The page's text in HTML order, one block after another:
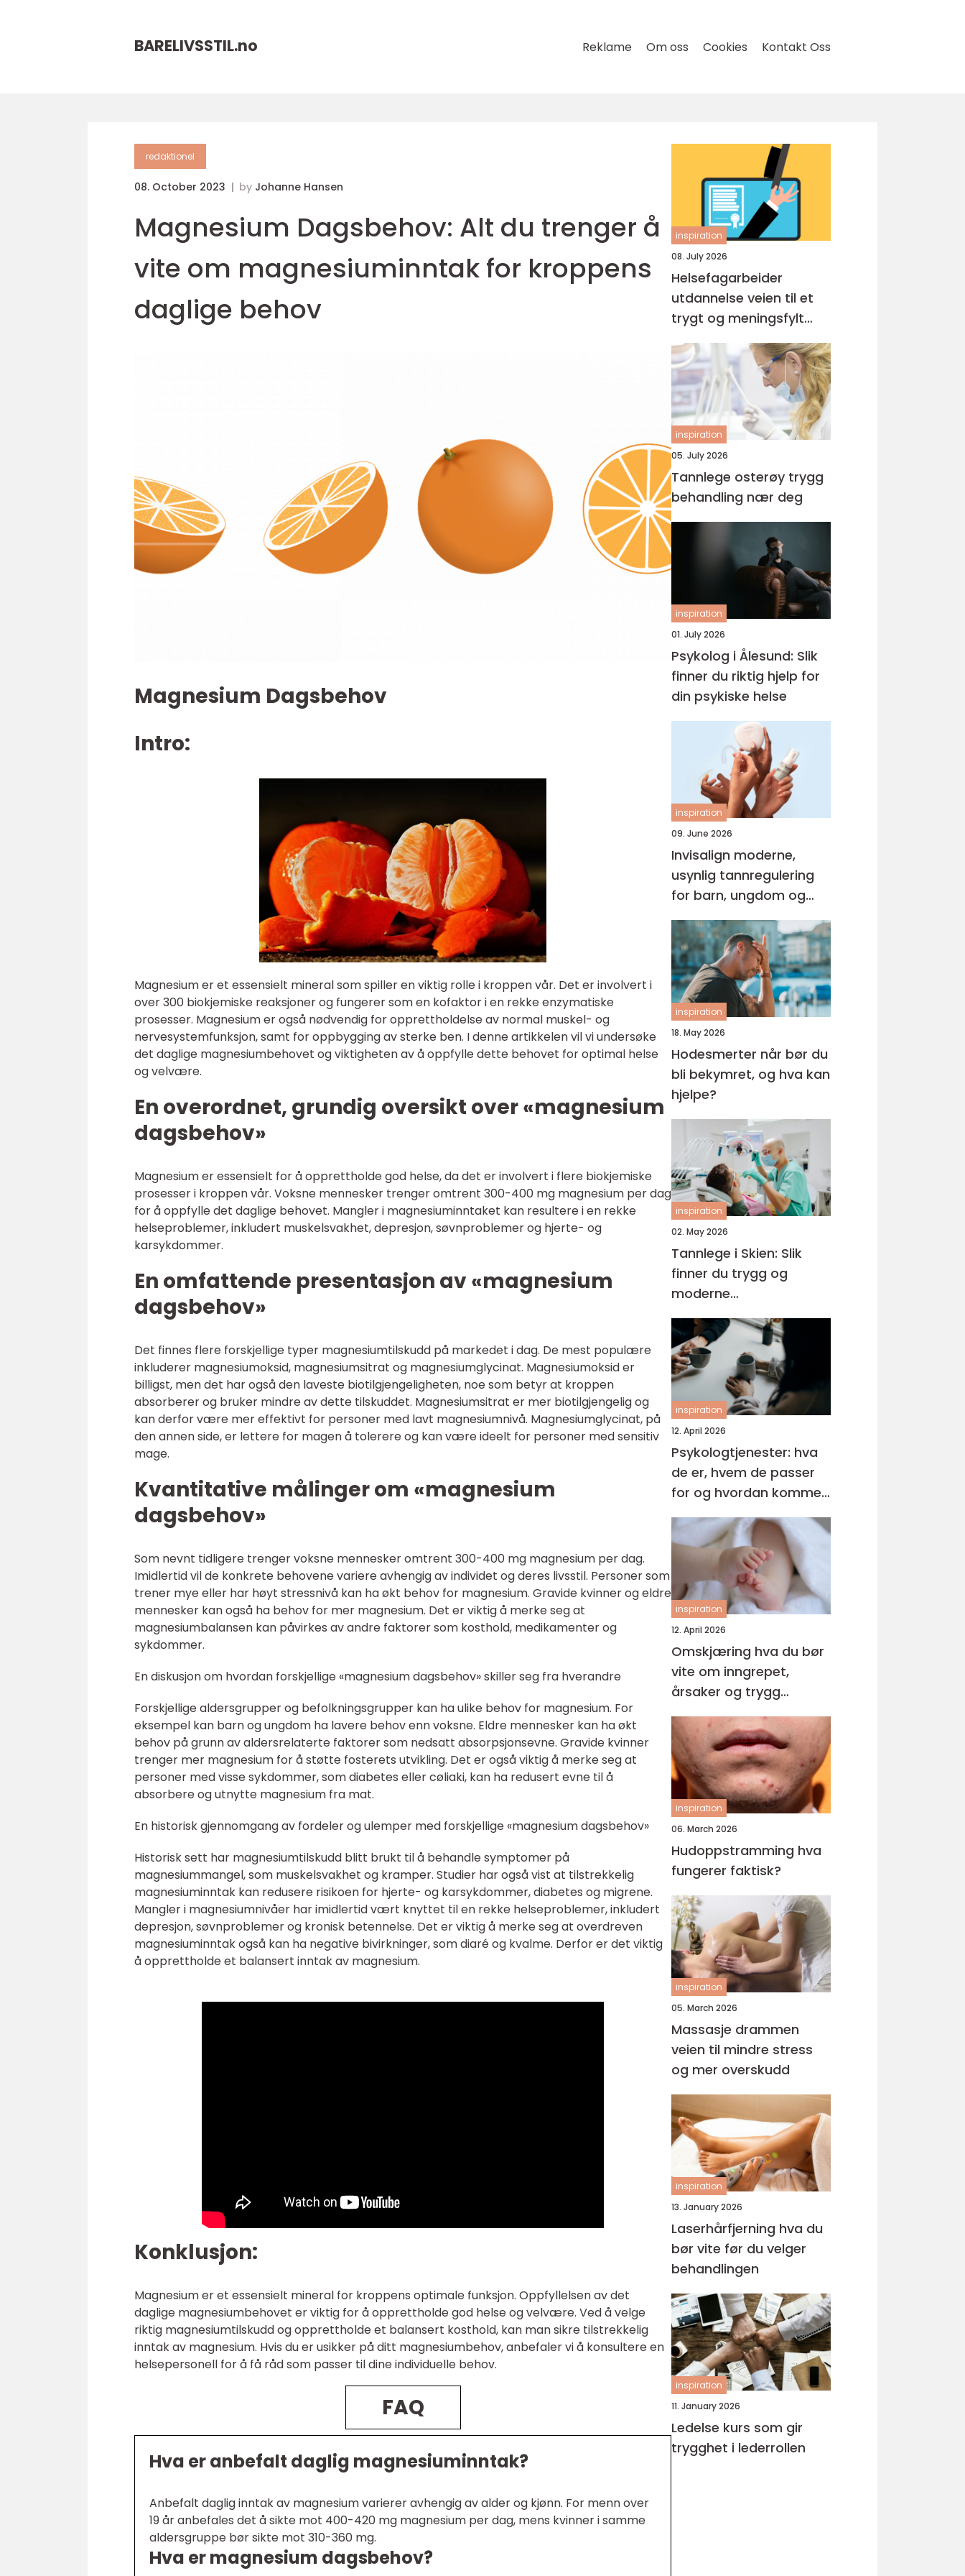
BARELIVSSTIL.no Reklame Om oss Cookies Kontakt Oss
redaktionel
08. October 2023 by Johanne Hansen
Magnesium Dagsbehov: Alt du trenger å
vite om magnesiuminntak for kroppens
daglige behov
Magnesium Dagsbehov
Intro:
Magnesium er et essensielt mineral som spiller en viktig rolle i kroppen vår. Det er involvert i
over 300 biokjemiske reaksjoner og fungerer som en kofaktor i en rekke enzymatiske
prosesser. Magnesium er også nødvendig for opprettholdelse av normal muskel- og
nervesystemfunksjon, samt for oppbygging av sterke ben. I denne artikkelen vil vi undersøke
det daglige magnesiumbehovet og viktigheten av å oppfylle dette behovet for optimal helse
og velvære.
En overordnet, grundig oversikt over «magnesium
dagsbehov»
Magnesium er essensielt for å opprettholde god helse, da det er involvert i flere biokjemiske
prosesser i kroppen vår. Voksne mennesker trenger omtrent 300-400 mg magnesium per dag
for å oppfylle det daglige behovet. Mangler i magnesiuminntaket kan resultere i en rekke
helseproblemer, inkludert muskelsvakhet, depresjon, søvnproblemer og hjerte- og
karsykdommer.
En omfattende presentasjon av «magnesium
dagsbehov»
Det finnes flere forskjellige typer magnesiumtilskudd på markedet i dag. De mest populære
inkluderer magnesiumoksid, magnesiumsitrat og magnesiumglycinat. Magnesiumoksid er
billigst, men det har også den laveste biotilgjengeligheten, noe som betyr at kroppen
absorberer og bruker mindre av dette tilskuddet. Magnesiumsitrat er mer biotilgjengelig og
kan derfor være mer effektivt for personer med lavt magnesiumnivå. Magnesiumglycinat, på
den annen side, er lettere for magen å tolerere og kan være ideelt for personer med sensitiv
mage.
Kvantitative målinger om «magnesium
dagsbehov»
Som nevnt tidligere trenger voksne mennesker omtrent 300-400 mg magnesium per dag.
Imidlertid vil de konkrete behovene variere avhengig av individet og deres livsstil. Personer som
trener mye eller har høyt stressnivå kan ha økt behov for magnesium. Gravide kvinner og eldre
mennesker kan også ha behov for mer magnesium. Det er viktig å merke seg at
magnesiumbalansen kan påvirkes av andre faktorer som kosthold, medikamenter og
sykdommer.
En diskusjon om hvordan forskjellige «magnesium dagsbehov» skiller seg fra hverandre
Forskjellige aldersgrupper og befolkningsgrupper kan ha ulike behov for magnesium. For
eksempel kan barn og ungdom ha lavere behov enn voksne. Eldre mennesker kan ha økt
behov på grunn av aldersrelaterte faktorer som nedsatt absorpsjonsevne. Gravide kvinner
trenger mer magnesium for å støtte fosterets utvikling. Det er også viktig å merke seg at
personer med visse sykdommer, som diabetes eller cøliaki, kan ha redusert evne til å
absorbere og utnytte magnesium fra mat.
En historisk gjennomgang av fordeler og ulemper med forskjellige «magnesium dagsbehov»
Historisk sett har magnesiumtilskudd blitt brukt til å behandle symptomer på
magnesiummangel, som muskelsvakhet og kramper. Studier har også vist at tilstrekkelig
magnesiuminntak kan redusere risikoen for hjerte- og karsykdommer, diabetes og migrene.
Mangler i magnesiumnivåer har imidlertid vært knyttet til en rekke helseproblemer, inkludert
depresjon, søvnproblemer og kronisk betennelse. Det er viktig å merke seg at overdreven
magnesiuminntak også kan ha negative bivirkninger, som diaré og kvalme. Derfor er det viktig
å opprettholde et balansert inntak av magnesium.
Konklusjon:
Magnesium er et essensielt mineral for kroppens optimale funksjon. Oppfyllelsen av det
daglige magnesiumbehovet er viktig for å opprettholde god helse og velvære. Ved å velge
riktig magnesiumtilskudd og opprettholde et balansert kosthold, kan man sikre tilstrekkelig
inntak av magnesium. Hvis du er usikker på ditt magnesiumbehov, anbefaler vi å konsultere en
helsepersonell for å få råd som passer til dine individuelle behov.
FAQ
Hva er anbefalt daglig magnesiuminntak?
Anbefalt daglig inntak av magnesium varierer avhengig av alder og kjønn. For menn over
19 år anbefales det å sikte mot 400-420 mg magnesium per dag, mens kvinner i samme
aldersgruppe bør sikte mot 310-360 mg.
Hva er magnesium dagsbehov?
inspiration
08. July 2026
Helsefagarbeider
utdannelse veien til et
trygt og meningsfylt
yrke
inspiration
05. July 2026
Tannlege osterøy trygg
behandling nær deg
inspiration
01. July 2026
Psykolog i Ålesund: Slik
finner du riktig hjelp for
din psykiske helse
inspiration
09. June 2026
Invisalign moderne,
usynlig tannregulering
for barn, ungdom og
voksne
inspiration
18. May 2026
Hodesmerter når bør du
bli bekymret, og hva kan
hjelpe?
inspiration
02. May 2026
Tannlege i Skien: Slik
finner du trygg og
moderne
tannbehandling
inspiration
12. April 2026
Psykologtjenester: hva
de er, hvem de passer
for og hvordan komme i
gang
inspiration
12. April 2026
Omskjæring hva du bør
vite om inngrepet,
årsaker og trygg
behandling
inspiration
06. March 2026
Hudoppstramming hva
fungerer faktisk?
inspiration
05. March 2026
Massasje drammen
veien til mindre stress
og mer overskudd
inspiration
13. January 2026
Laserhårfjerning hva du
bør vite før du velger
behandlingen
inspiration
11. January 2026
Ledelse kurs som gir
trygghet i lederrollen